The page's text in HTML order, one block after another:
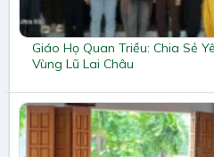
Giáo Họ Quan Triều: Chia Sẻ
Vùng Lũ Lai Châu